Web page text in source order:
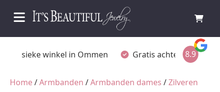
Fysieke winkel in Ommen Gratis achteraf betalen
8.9
Home/Armbanden /Armbanden dames /Zilveren